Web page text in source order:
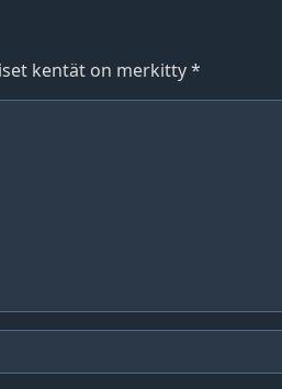
kentät on merkitty*